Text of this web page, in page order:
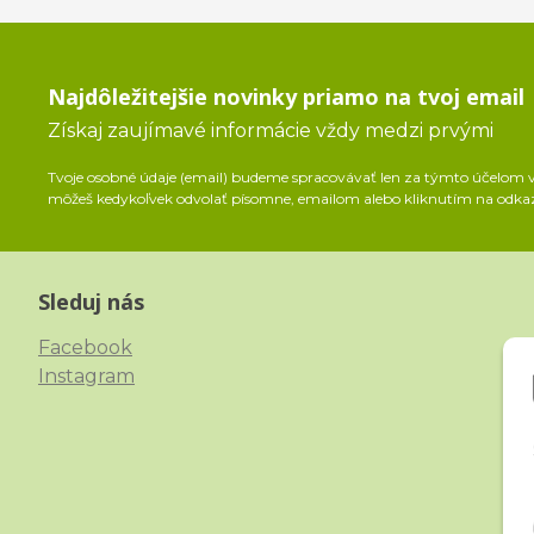
Najdôležitejšie novinky priamo na tvoj email
Získaj zaujímavé informácie vždy medzi prvými
Tvoje osobné údaje (email) budeme spracovávať len za týmto
môžeš kedykoľvek odvolať písomne, emailom alebo kliknutím na
Sleduj nás
Facebook
Instagram